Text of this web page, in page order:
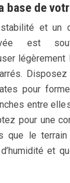
base de
et un
est
pour
entre
pour une
que le
d’humidité et